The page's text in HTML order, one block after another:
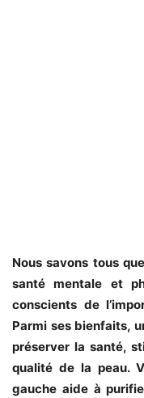
Nous savons tous
santé mentale et
conscients de
Parmi ses bienfaits,
préserver la santé,
qualité de la peau.
gauche aide à